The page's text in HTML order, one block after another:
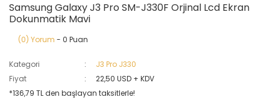
Samsung Galaxy J3 Pro SM-J330F Orjinal Lcd Ekran
Dokunmatik Mavi
(0) Yorum - 0 Puan
Kategori
J3 Pro J330
Fiyat
22,50 USD + KDV
*136,79 TL den başlayan taksitlerle!